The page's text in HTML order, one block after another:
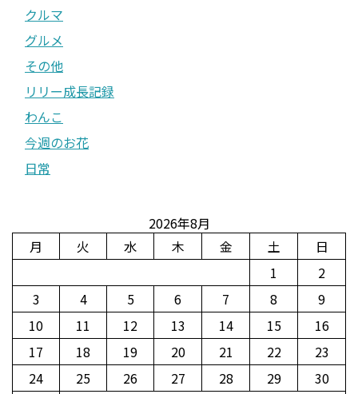
クルマ
グルメ
その他
リリー成長記録
わんこ
今週のお花
日常
2026年8月
月
火 水 木 金 土
日
1
2
3
4 5 6 7 8
9
10
11 12 13 14 15
16
17
18 19 20 21 22
23
24
25 26 27 28 29
30